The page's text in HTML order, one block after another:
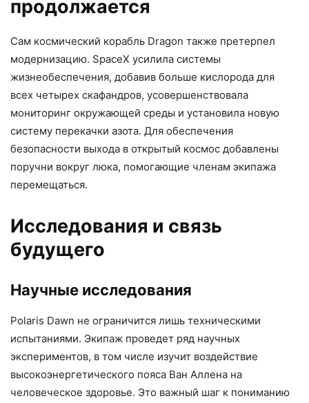
продолжается
Сам космический корабль Dragon также претерпел
модернизацию. SpaceX усилила системы
жизнеобеспечения, добавив больше кислорода для
всех четырех скафандров, усовершенствовала
мониторинг окружающей среды и установила новую
систему перекачки азота. Для обеспечения
безопасности выхода в открытый космос добавлены
поручни вокруг люка, помогающие членам экипажа
перемещаться.
Исследования и связь
будущего
Научные исследования
Polaris Dawn не ограничится лишь техническими
испытаниями. Экипаж проведет ряд научных
экспериментов, в том числе изучит воздействие
высокоэнергетического пояса Ван Аллена на
человеческое здоровье. Это важный шаг к пониманию